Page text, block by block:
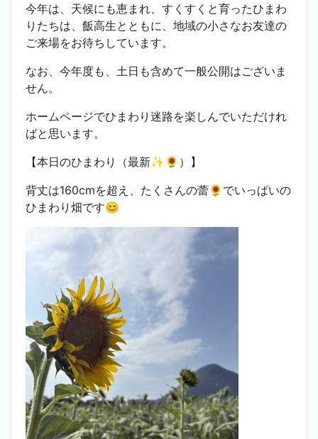
今年は、天候にも恵まれ、すくすくと育ったひまわ
りたちは、飯高生とともに、地域の小さなお友達の
ご来場をお待ちしています。
なお、 今年度も、土日も含めて一般公開はございま
せん。
ホームページでひまわり迷路を楽しんでいただけれ
ばと思います。
【本日のひまわり（最新✨🌻）】
背丈は160cmを超え、たくさんの蕾🌻でいっぱいの
ひまわり畑です😊